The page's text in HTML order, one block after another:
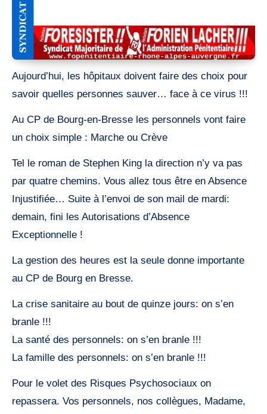
Aujourd’hui, les hôpitaux doivent faire des choix pour
savoir quelles personnes sauver… face à ce virus !!!
Au CP de Bourg-en-Bresse les personnels vont faire
un choix simple : Marche ou Crève
Tel le roman de Stephen King la direction n’y va pas
par quatre chemins. Vous allez tous être en Absence
Injustifiée… Suite à l’envoi de son mail de mardi:
demain, fini les Autorisations d’Absence
Exceptionnelle !
La gestion des heures est la seule donne importante
au CP de Bourg en Bresse.
La crise sanitaire au bout de quinze jours: on s’en
branle !!!
La santé des personnels: on s’en branle !!!
La famille des personnels: on s’en branle !!!
Pour le volet des Risques Psychosociaux on
repassera. Vos personnels, nos collègues, Madame,